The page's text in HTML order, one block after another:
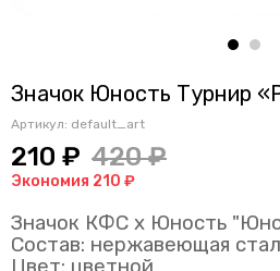
Значок Юность Турнир
Артикул: default_art
210 ₽ 420 ₽
Экономия 210 ₽
Значок КФС х Юность
Состав: нержавеющая
Цвет: цветной